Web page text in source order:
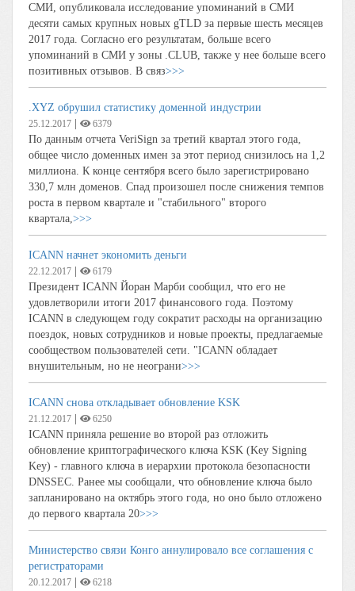
СМИ, опубликовала исследование упоминаний в СМИ
десяти самых крупных новых gTLD за первые шесть месяцев
2017 года. Согласно его результатам, больше всего
упоминаний в СМИ у зоны .CLUB, также у нее больше всего
позитивных отзывов. В связ>>>
.XYZ обрушил статистику доменной индустрии
25.12.2017 6379
По данным отчета VeriSign за третий квартал этого года,
общее число доменных имен за этот период снизилось на 1,2
миллиона. К конце сентября всего было зарегистрировано
330,7 млн доменов. Спад произошел после снижения темпов
роста в первом квартале и "стабильного" второго
квартала,>>>
ICANN начнет экономить деньги
22.12.2017 6179
Президент ICANN Йоран Марби сообщил, что его не
удовлетворили итоги 2017 финансового года. Поэтому
ICANN в следующем году сократит расходы на организацию
поездок, новых сотрудников и новые проекты, предлагаемые
сообществом пользователей сети. "ICANN обладает
внушительным, но не неограни>>>
ICANN снова откладывает обновление KSK
21.12.2017 6250
ICANN приняла решение во второй раз отложить
обновление криптографического ключа KSK (Key Signing
Key) - главного ключа в иерархии протокола безопасности
DNSSEC. Ранее мы сообщали, что обновление ключа было
запланировано на октябрь этого года, но оно было отложено
до первого квартала 20>>>
Министерство связи Конго аннулировало все соглашения с
регистраторами
20.12.2017 6218